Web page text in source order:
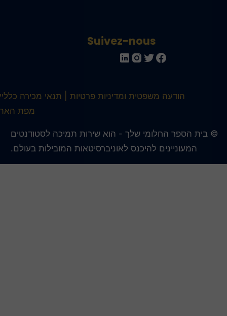
Suivez-nous
הודעה משפטית ומדיניות פרטיות
תנאי מכירה כלליים
מפת האתר
בית הספר החלומי שלך - הוא שירות תמיכה לסטודנטים
המעוניינים להיכנס לאוניברסיטאות המובילות בעולם.